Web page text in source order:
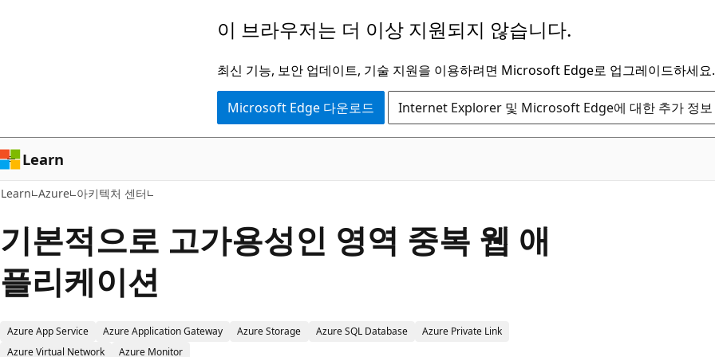
로
건
너
뛰
기
이 브라우저는 더 이상 지원되지 않습니다.
최신 기능, 보안 업데이트, 기술 지원을 이용하려면 Microsoft Edge로 업그레이드하세요.
Microsoft Edge 다운로드 Internet Explorer 및 Microsoft Edge에 대한 추가 정보
Learn
Learn Azure 아키텍처 센터
기본적으로 고가용성인 영역 중복 웹 애
플리케이션
Azure App Service Azure Application Gateway Azure Storage Azure SQL Database
Azure Private Link
Azure Virtual Network
Azure Monitor